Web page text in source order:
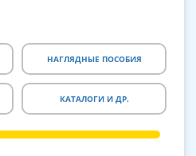
НАГЛЯДНЫЕ ПОСОБИЯ
КАТАЛОГИ И ДР.